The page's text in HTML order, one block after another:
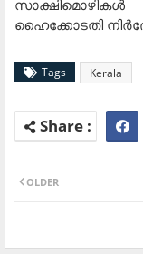
ഹൈക്കോടതി
Tags Kerala
OLDER